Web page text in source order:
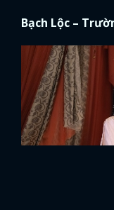
Bạch Lộc –